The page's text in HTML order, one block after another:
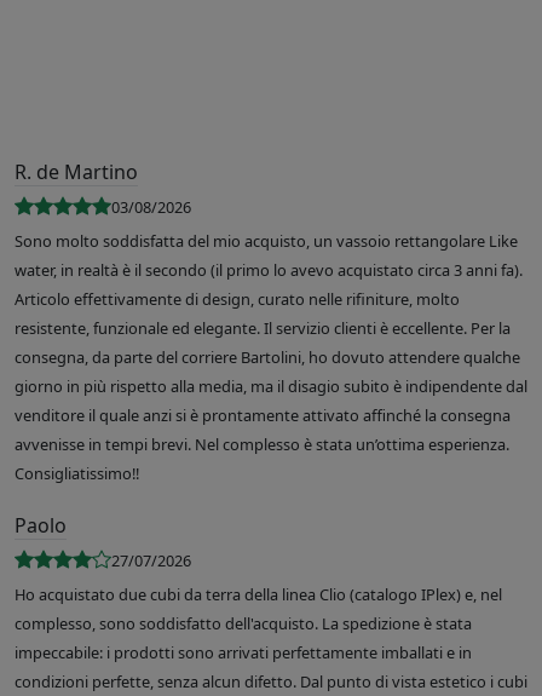
R. de Martino
03/08/2026
Sono molto soddisfatta del mio acquisto, un vassoio rettangolare Like
water, in realtà è il secondo (il primo lo avevo acquistato circa 3 anni fa).
Articolo effettivamente di design, curato nelle rifiniture, molto
resistente, funzionale ed elegante. Il servizio clienti è eccellente. Per la
consegna, da parte del corriere Bartolini, ho dovuto attendere qualche
giorno in più rispetto alla media, ma il disagio subito è indipendente dal
venditore il quale anzi si è prontamente attivato affinché la consegna
avvenisse in tempi brevi. Nel complesso è stata un’ottima esperienza.
Consigliatissimo!!
Paolo
27/07/2026
Ho acquistato due cubi da terra della linea Clio (catalogo IPlex) e, nel
complesso, sono soddisfatto dell'acquisto. La spedizione è stata
impeccabile: i prodotti sono arrivati perfettamente imballati e in
condizioni perfette, senza alcun difetto. Dal punto di vista estetico i cubi